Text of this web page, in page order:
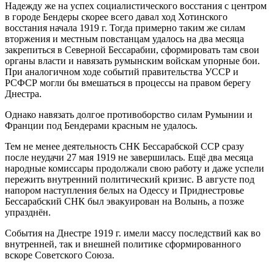
Надежду же на успех социалистического восстания с центром
в городе Бендеры скорее всего давал ход Хотинского
восстания начала 1919 г. Тогда примерно таким же силам
вторжения и местным повстанцам удалось на два месяца
закрепиться в Северной Бессарабии, сформировать там свои
органы власти и навязать румынским войскам упорные бои.
При аналогичном ходе событий правительства УССР и
РСФСР могли бы вмешаться в процессы на правом берегу
Днестра.
Однако навязать долгое противоборство силам Румынии и
Франции под Бендерами красным не удалось.
Тем не менее деятельность СНК Бессарабской ССР сразу
после неудачи 27 мая 1919 не завершилась. Ещё два месяца
народные комиссары продолжали свою работу и даже успели
пережить внутренний политический кризис. В августе под
напором наступления белых на Одессу и Приднестровье
Бессарабский СНК был эвакуирован на Волынь, а позже
упразднён.
События на Днестре 1919 г. имели массу последствий как во
внутренней, так и внешней политике сформированного
вскоре Советского Союза.